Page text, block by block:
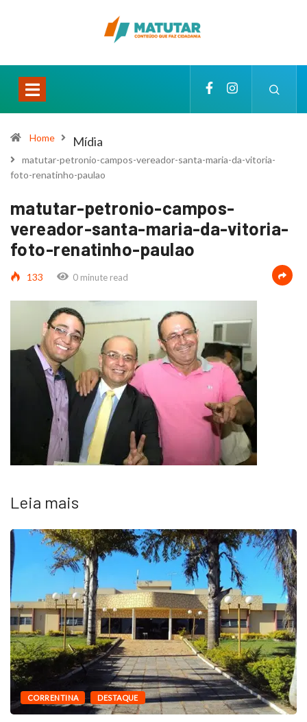
Home Mídia
matutar-petronio-campos-vereador-santa-maria-da-vitoria-
foto-renatinho-paulao
matutar-petronio-campos-
vereador-santa-maria-da-vitoria-
foto-renatinho-paulao
133 0 minute read
Leia mais
CORRENTINA DESTAQUE